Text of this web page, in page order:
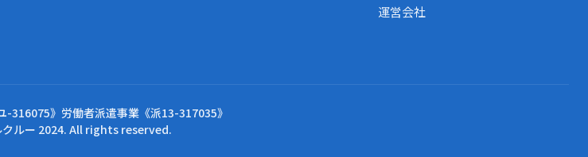
運営会社
-316075》労働者派遣事業《派13-317035》
クルー 2024. All rights reserved.